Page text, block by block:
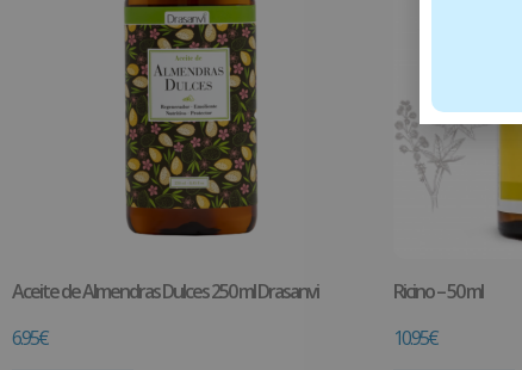
Aceite de Almendras Dulces 250 ml Drasanvi
6.95€
Ricino – 50 ml
10.95€